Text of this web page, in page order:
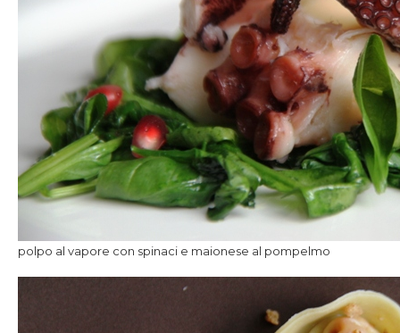
polpo al vapore con spinaci e maionese al pompelmo